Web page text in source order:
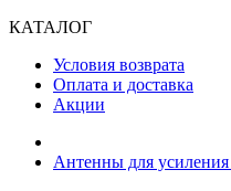
КАТАЛОГ
Условия возврата
Оплата и доставка
Акции
Антенны для усиления